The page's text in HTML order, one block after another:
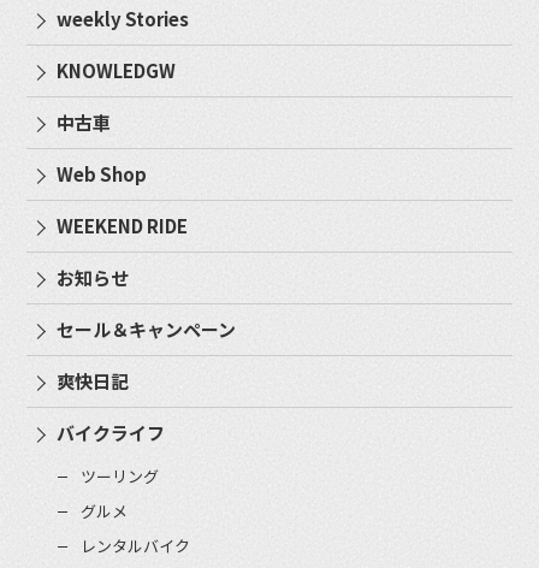
weekly Stories
KNOWLEDGW
中古車
Web Shop
WEEKEND RIDE
お知らせ
セール＆キャンペーン
爽快日記
バイクライフ
ツーリング
グルメ
レンタルバイク